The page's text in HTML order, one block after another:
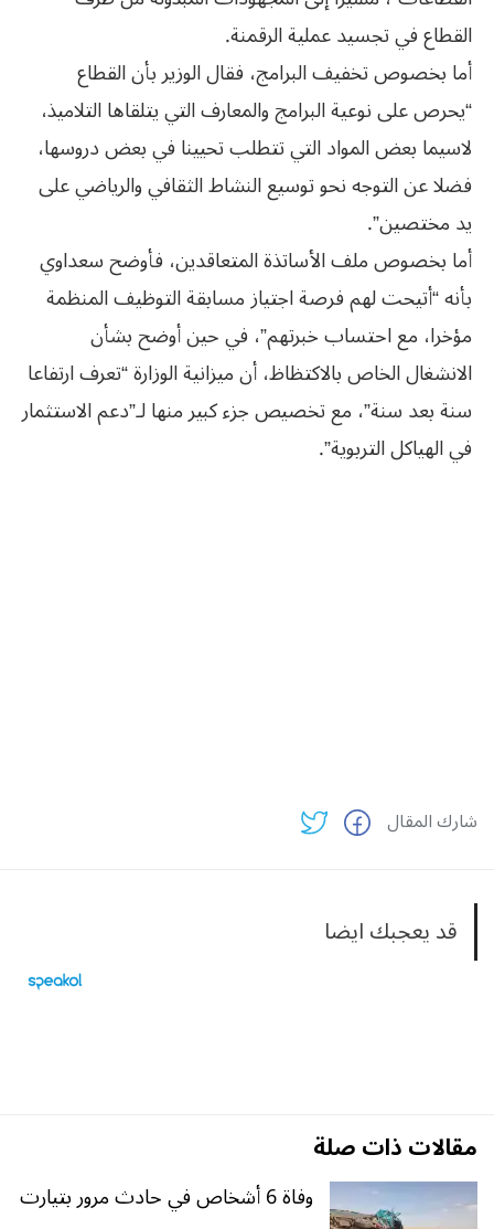
القطاع في تجسيد عملية الرقمنة.
أما بخصوص تخفيف البرامج، فقال الوزير بأن القطاع
“يحرص على نوعية البرامج والمعارف التي يتلقاها التلاميذ،
لاسيما بعض المواد التي تتطلب تحيينا في بعض دروسها،
فضلا عن التوجه نحو توسيع النشاط الثقافي والرياضي على
يد مختصين”.
أما بخصوص ملف الأساتذة المتعاقدين، فأوضح سعداوي
بأنه “أتيحت لهم فرصة اجتياز مسابقة التوظيف المنظمة
مؤخرا، مع احتساب خبرتهم”، في حين أوضح بشأن
الانشغال الخاص بالاكتظاظ، أن ميزانية الوزارة “تعرف ارتفاعا
سنة بعد سنة”، مع تخصيص جزء كبير منها لـ”دعم الاستثمار
في الهياكل التربوية”.
شارك المقال
قد يعجبك ايضا
مقالات ذات صلة
وفاة 6 أشخاص في حادث مرور بتيارت